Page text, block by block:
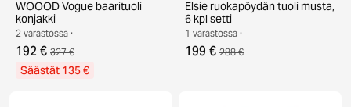
WOOOD Vogue baarituoli
konjakki
2 varastossa ·
192 € 327 €
Säästät 135 €
Elsie ruokapöydän tuoli musta,
6 kpl setti
1 varastossa ·
199 € 288 €